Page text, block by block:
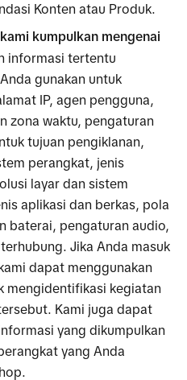
Konten atau Produk.
kumpulkan mengenai
informasi tertentu
gunakan untuk
IP, agen pengguna,
zona waktu, pengaturan
tujuan pengiklanan,
perangkat, jenis
layar dan sistem
aplikasi dan berkas, pola
baterai, pengaturan audio,
Jika Anda masuk
dapat menggunakan
mengidentifikasi kegiatan
Kami juga dapat
yang dikumpulkan
yang Anda